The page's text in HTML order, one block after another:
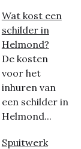
Wat kost een
schilder in
Helmond?
De kosten
voor het
inhuren van
een schilder in
Helmond...
Spuitwerk